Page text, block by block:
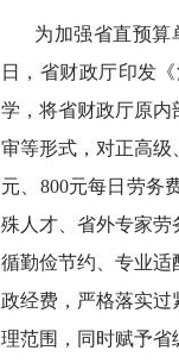
为加强省直预算
日，省财政厅印发
学，将省财政厅原内
审等形式，对正高级
元、800元每日劳务
殊人才、省外专家劳
循勤俭节约、专业适
政经费，严格落实过
理范围，同时赋予省